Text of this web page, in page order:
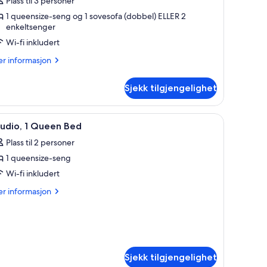
1 queensize-seng og 1 sovesofa (dobbel) ELLER 2
enkeltsenger
Wi-fi inkludert
informasjon
Sjekk tilgjengelighet
7 1 Queen Bed
Plass til 2 personer
1 queensize-seng
Wi-fi inkludert
informasjon
Sjekk tilgjengelighet